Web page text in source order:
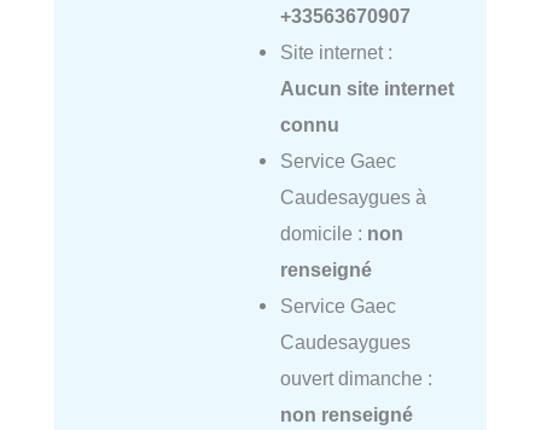
+33563670907
Site internet :
Aucun site internet
connu
Service Gaec
Caudesaygues à
domicile : non
renseigné
Service Gaec
Caudesaygues
ouvert dimanche :
non renseigné